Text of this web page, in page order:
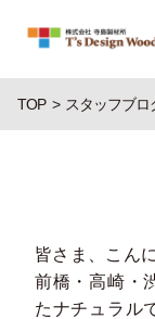
TOP スタッフブロ
皆さま、こん
前橋・高崎・
たナチュラル